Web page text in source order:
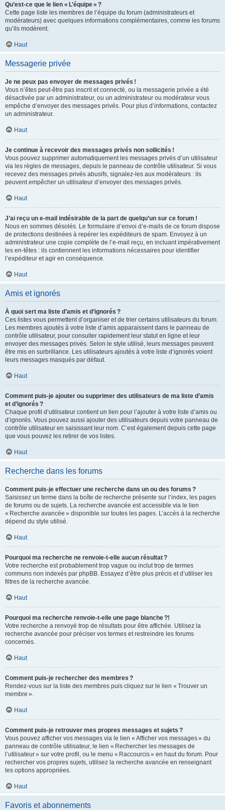
Qu’est-ce que le lien « L’équipe » ?
Cette page liste les membres de l’équipe du forum (administrateurs et
modérateurs) avec quelques informations complémentaires, comme les forums
qu’ils modèrent.
Haut
Messagerie privée
Je ne peux pas envoyer de messages privés !
Vous n’êtes peut-être pas inscrit et connecté, ou la messagerie privée a été
désactivée par un administrateur, ou un administrateur ou modérateur vous
empêche d’envoyer des messages privés. Pour plus d’informations, contactez
un administrateur.
Haut
Je continue à recevoir des messages privés non sollicités !
Vous pouvez supprimer automatiquement les messages privés d’un utilisateur
via les règles de messages, depuis le panneau de contrôle utilisateur. Si vous
recevez des messages privés abusifs, signalez-les aux modérateurs : ils
peuvent empêcher un utilisateur d’envoyer des messages privés.
Haut
J’ai reçu un e-mail indésirable de la part de quelqu’un sur ce forum !
Nous en sommes désolés. Le formulaire d’envoi d’e-mails de ce forum dispose
de protections destinées à repérer les expéditeurs de spam. Envoyez à un
administrateur une copie complète de l’e-mail reçu, en incluant impérativement
les en-têtes : ils contiennent les informations nécessaires pour identifier
l’expéditeur et agir en conséquence.
Haut
Amis et ignorés
À quoi sert ma liste d’amis et d’ignorés ?
Ces listes vous permettent d’organiser et de trier certains utilisateurs du forum.
Les membres ajoutés à votre liste d’amis apparaissent dans le panneau de
contrôle utilisateur, pour consulter rapidement leur statut en ligne et leur
envoyer des messages privés. Selon le style utilisé, leurs messages peuvent
être mis en surbrillance. Les utilisateurs ajoutés à votre liste d’ignorés voient
leurs messages masqués par défaut.
Haut
Comment puis-je ajouter ou supprimer des utilisateurs de ma liste d’amis
et d’ignorés ?
Chaque profil d’utilisateur contient un lien pour l’ajouter à votre liste d’amis ou
d’ignorés. Vous pouvez aussi ajouter des utilisateurs depuis votre panneau de
contrôle utilisateur en saisissant leur nom. C’est également depuis cette page
que vous pouvez les retirer de vos listes.
Haut
Recherche dans les forums
Comment puis-je effectuer une recherche dans un ou des forums ?
Saisissez un terme dans la boîte de recherche présente sur l’index, les pages
de forums ou de sujets. La recherche avancée est accessible via le lien
« Recherche avancée » disponible sur toutes les pages. L’accès à la recherche
dépend du style utilisé.
Haut
Pourquoi ma recherche ne renvoie-t-elle aucun résultat ?
Votre recherche est probablement trop vague ou inclut trop de termes
communs non indexés par phpBB. Essayez d’être plus précis et d’utiliser les
filtres de la recherche avancée.
Haut
Pourquoi ma recherche renvoie-t-elle une page blanche ?!
Votre recherche a renvoyé trop de résultats pour être affichée. Utilisez la
recherche avancée pour préciser vos termes et restreindre les forums
concernés.
Haut
Comment puis-je rechercher des membres ?
Rendez-vous sur la liste des membres puis cliquez sur le lien « Trouver un
membre ».
Haut
Comment puis-je retrouver mes propres messages et sujets ?
Vous pouvez afficher vos messages via le lien « Afficher vos messages » du
panneau de contrôle utilisateur, le lien « Rechercher les messages de
l’utilisateur » sur votre profil, ou le menu « Raccourcis » en haut du forum. Pour
rechercher vos propres sujets, utilisez la recherche avancée en renseignant
les options appropriées.
Haut
Favoris et abonnements